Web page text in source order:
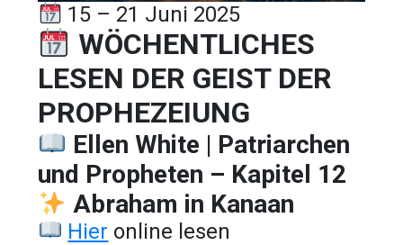
15 – 21 Juni 2025
WÖCHENTLICHES
LESEN DER GEIST DER
PROPHEZEIUNG
Ellen White | Patriarchen
und Propheten – Kapitel 12
Abraham in Kanaan
Hier online lesen